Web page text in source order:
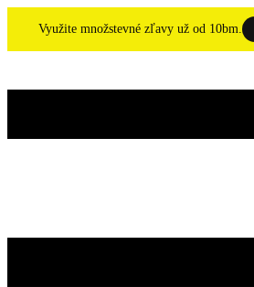
Využite množstevné zľavy už od 10bm.